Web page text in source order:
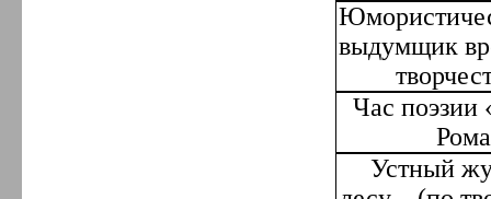
выдумщик
Час поэзии
Устный